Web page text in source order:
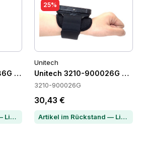
Cradles
Artikel im Rückstand — Lieferzeit per Chat erfragen
25%
Unitech
Unitech 3210-900026G
3210-900026G
30,43 €
Artikel im Rückstand — Lieferzeit per Chat erfragen